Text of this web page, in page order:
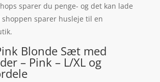
sparer du penge- og det kan lade
sparer husleje til en
Blonde Sæt med
– Pink – L/XL og